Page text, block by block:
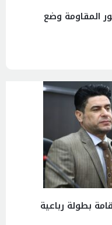
المقاومة وضع
بطولة رباعية